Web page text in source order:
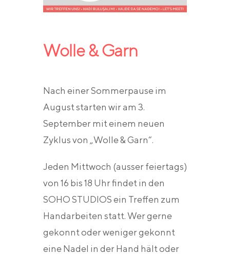
Wolle & Garn
Nach einer Sommerpause im
August starten wir am 3.
September mit einem neuen
Zyklus von „Wolle & Garn“.
Jeden Mittwoch (ausser feiertags)
von 16 bis 18 Uhr findet in den
SOHO STUDIOS ein Treffen zum
Handarbeiten statt. Wer gerne
gekonnt oder weniger gekonnt
eine Nadel in der Hand hält oder